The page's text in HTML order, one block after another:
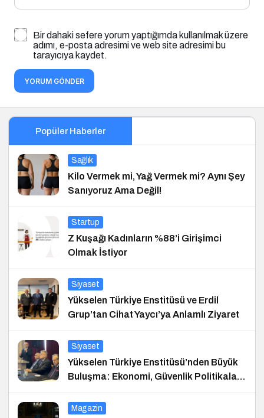
Bir dahaki sefere yorum yaptığımda kullanılmak üzere
adımı, e-posta adresimi ve web site adresimi bu
tarayıcıya kaydet.
YORUM GÖNDER
Popüler Haberler
Sağlık
Kilo Vermek mi, Yağ Vermek mi? Aynı Şey
Sanıyoruz Ama Değil!
Startup
Z Kuşağı Kadınların %88’i Girişimci
Olmak İstiyor
Siyaset
Yükselen Türkiye Enstitüsü ve Erdil
Grup’tan Cihat Yaycı’ya Anlamlı Ziyaret
Siyaset
Yükselen Türkiye Enstitüsü’nden Büyük
Buluşma: Ekonomi, Güvenlik Politikaları
ve Hukuk Konferansı
Magazin